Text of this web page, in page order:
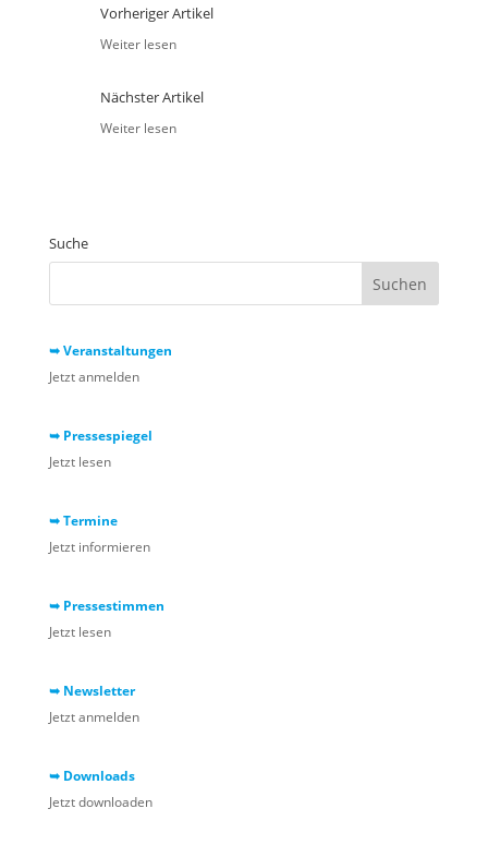
Vorheriger Artikel
Weiter lesen
Nächster Artikel
Weiter lesen
Suche
➥ Veranstaltungen
Jetzt anmelden
➥ Pressespiegel
Jetzt lesen
➥ Termine
Jetzt informieren
➥ Pressestimmen
Jetzt lesen
➥ Newsletter
Jetzt anmelden
➥ Downloads
Jetzt downloaden